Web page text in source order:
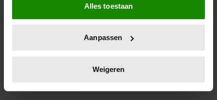
Informatie verzamelen over uw geografische
locatie, die tot een paar meter nauwkeurig kan zijn
scannen op specifieke eigenschappen (fingerprinting)
verwerkt en stel uw voorkeuren in het
intrekken in de Cookieverklaring.
Alles toestaan
Aanpassen
Weigeren